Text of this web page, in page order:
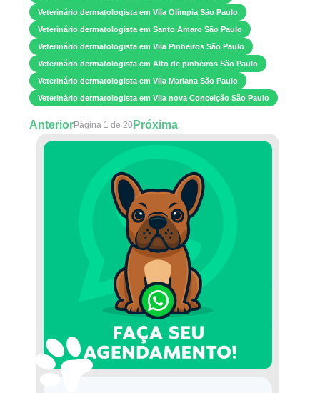
Veterinário dermatologista em Vila Olímpia São Paulo
Veterinário dermatologista em Santo Amaro São Paulo
Veterinário dermatologista em Vila Pinheiros São Paulo
Veterinário dermatologista em Alto de pinheiros São Paulo
Veterinário dermatologista em Vila Mariana São Paulo
Veterinário dermatologista em Vila nova Conceição São Paulo
AnteriorPágina 1 de 20 Próxima